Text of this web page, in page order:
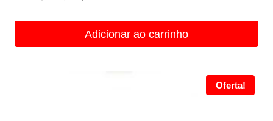
é:
Adicionar ao carrinho
Oferta!